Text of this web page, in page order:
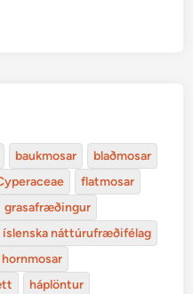
baukmosar
blaðmosar
flatmosar
grasafræðingur
íslenska náttúrufræðifélag
hornmosar
háplöntur